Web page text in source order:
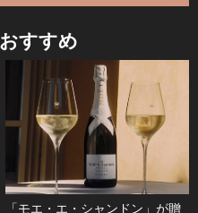
すすめ
「モエ・エ・シャンドン」が贈